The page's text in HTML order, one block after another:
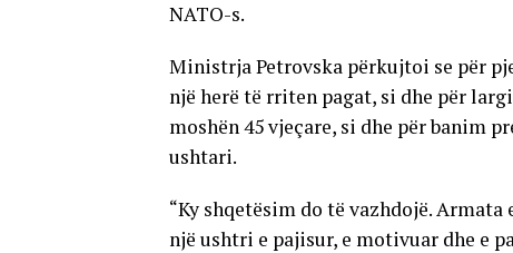
NATO-s.
Ministrja Petrovska përkujtoi se për
një herë të rriten pagat, si dhe për
moshën 45 vjeçare, si dhe për banim
ushtari.
“Ky shqetësim do të vazhdojë.
një ushtri e pajisur, e motivuar dhe e